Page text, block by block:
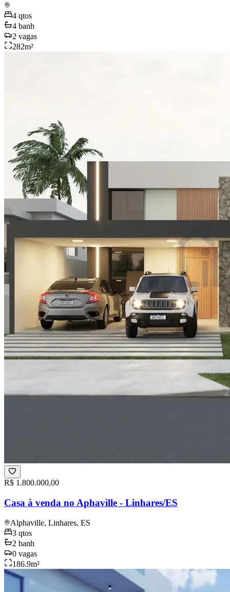
4 qtos
4 banh
2 vagas
282m²
R$ 1.800.000,00
Casa à venda no Aphaville - Linhares/ES
Alphaville, Linhares, ES
3 qtos
2 banh
0 vagas
186.9m²